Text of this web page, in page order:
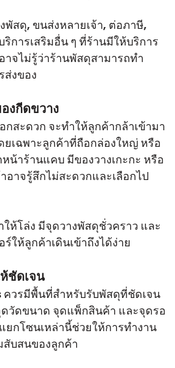
พัสดุ, ขนส่งหลายเจ้า, ต่อภาษี,
การเสริมอื่น ๆ ที่ร้านมีให้บริการ
าจไม่รู้ว่าร้านพัสดุสามารถทำ
ส่งของ
งกีดขวาง
กสะดวก จะทำให้ลูกค้ากล้าเข้ามา
ยเฉพาะลูกค้าที่ถือกล่องใหญ่ หรือ
น้าร้านแคบ มีของวางเกะกะ หรือ
อาจรู้สึกไม่สะดวกและเลือกไป
ให้โล่ง มีจุดวางพัสดุชั่วคราว และ
ให้ลูกค้าเดินเข้าถึงได้ง่าย
ชัดเจน
ควรมีพื้นที่สำหรับรับพัสดุที่ชัดเจน
วัดขนาด จุดแพ็กสินค้า และจุดรอ
กโซนเหล่านี้ช่วยให้การทำงาน
สับสนของลูกค้า